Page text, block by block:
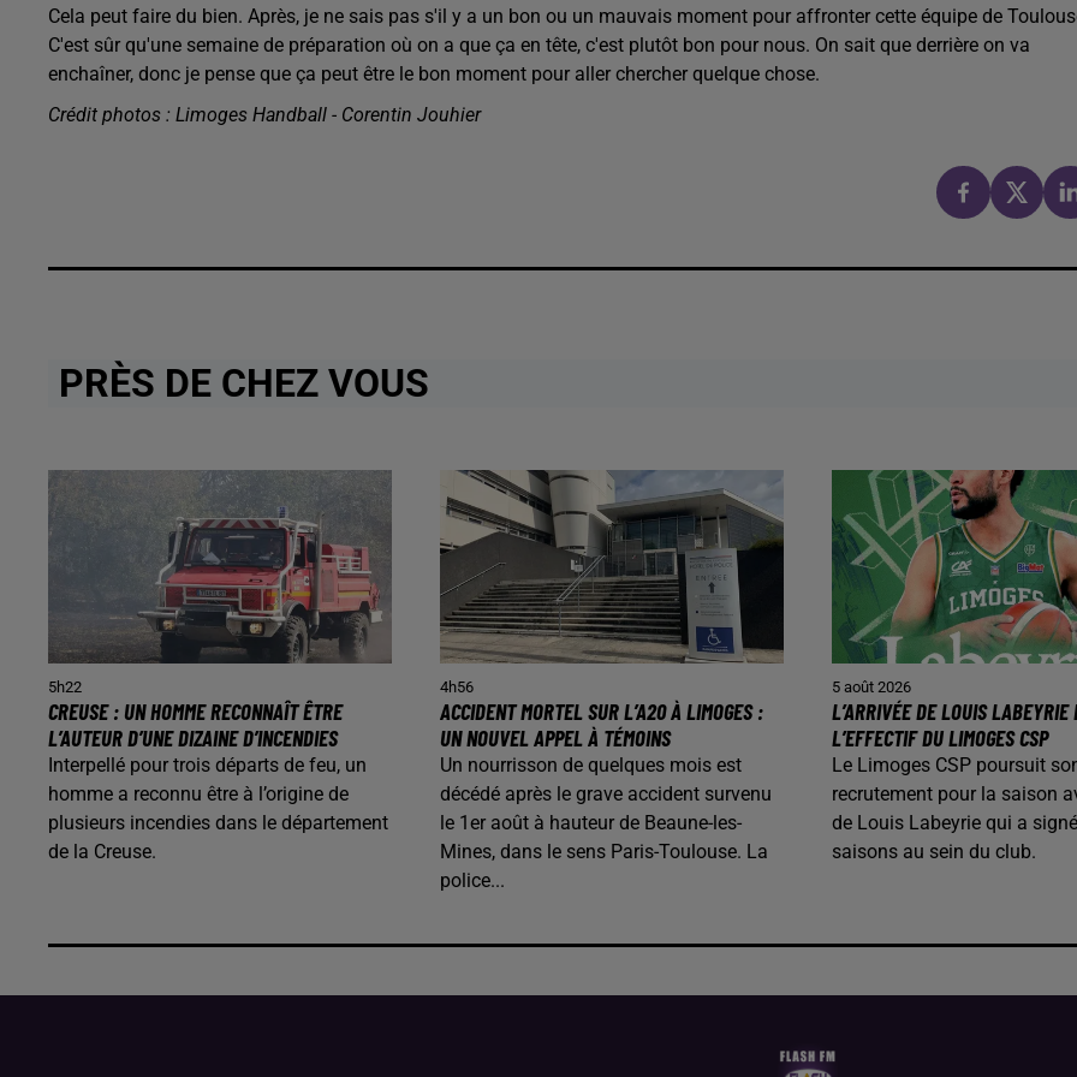
Cela peut faire du bien. Après, je ne sais pas s'il y a un bon ou un mauvais moment pour affronter cette équipe de
C'est sûr qu'une semaine de préparation où on a que ça en tête, c'est plutôt bon pour nous. On sait que derrière on va
enchaîner, donc je pense que ça peut être le bon moment pour aller chercher quelque chose.
Crédit photos : Limoges Handball - Corentin Jouhier
PRÈS DE CHEZ VOUS
5h22
CREUSE : UN HOMME RECONNAÎT ÊTRE
L’AUTEUR D’UNE DIZAINE D’INCENDIES
Interpellé pour trois départs de feu, un
homme a reconnu être à l’origine de
plusieurs incendies dans le département
de la Creuse.
4h56
ACCIDENT MORTEL SUR L’A20 À LIMOGES :
UN NOUVEL APPEL À TÉMOINS
Un nourrisson de quelques mois est
décédé après le grave accident survenu
le 1er août à hauteur de Beaune-les-
Mines, dans le sens Paris-Toulouse. La
police...
5 août 2026
L’ARRIVÉE DE LOUIS LABEYRIE
L’EFFECTIF DU LIMOGES CSP
Le Limoges CSP poursuit
recrutement pour la saison
de Louis Labeyrie qui a
saisons au sein du club.